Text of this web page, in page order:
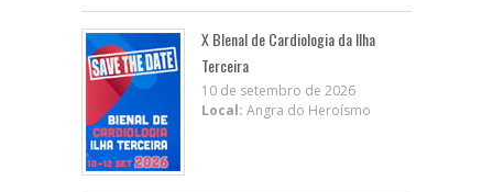
X BIenal de Cardiologia da Ilha
Terceira
10 de setembro de 2026
Local: Angra do Heroísmo